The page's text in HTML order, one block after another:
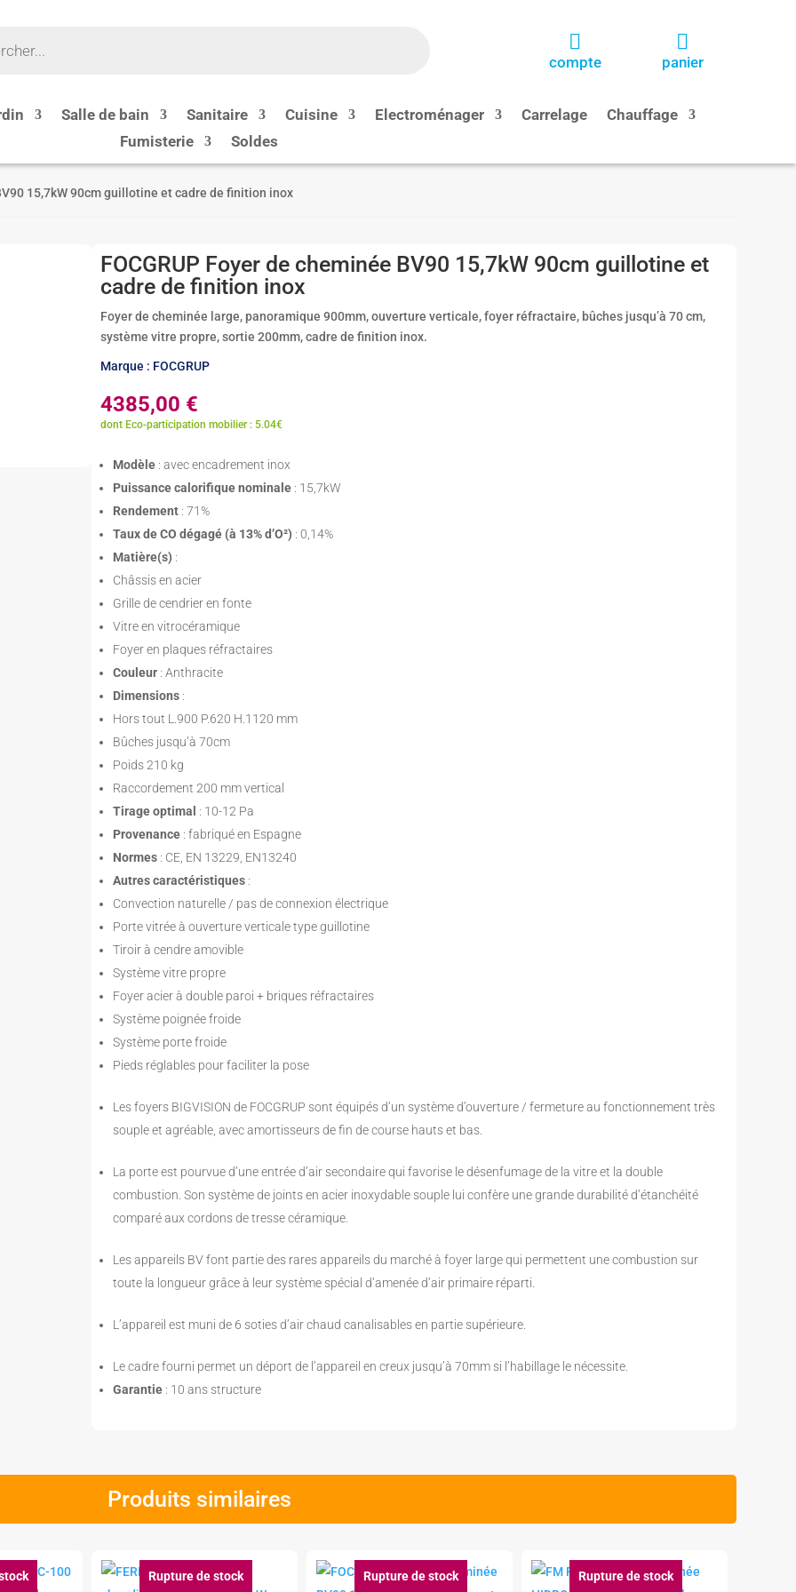

compte

panier
Salle de bain Sanitaire Cuisine Electroménager Carrelage
Chauffage
Fumisterie
Soldes
15,7kW 90cm guillotine et cadre de finition inox
FOCGRUP Foyer de cheminée BV90 15,7kW 90cm guillotine et
cadre de finition inox
Foyer de cheminée large, panoramique 900mm, ouverture verticale, foyer réfractaire, bûches jusqu’à 70 cm,
système vitre propre, sortie 200mm, cadre de finition inox.
Marque : FOCGRUP
4385,00 €
dont Eco-participation mobilier : 5.04€
Modèle : avec encadrement inox
Puissance calorifique nominale : 15,7kW
Rendement : 71%
Taux de CO dégagé (à 13% d’O²) : 0,14%
Matière(s) :
Châssis en acier
Grille de cendrier en fonte
Vitre en vitrocéramique
Foyer en plaques réfractaires
Couleur : Anthracite
Dimensions :
Hors tout L.900 P.620 H.1120 mm
Bûches jusqu’à 70cm
Poids 210 kg
Raccordement 200 mm vertical
Tirage optimal : 10-12 Pa
Provenance : fabriqué en Espagne
Normes : CE, EN 13229, EN13240
Autres caractéristiques :
Convection naturelle / pas de connexion électrique
Porte vitrée à ouverture verticale type guillotine
Tiroir à cendre amovible
Système vitre propre
Foyer acier à double paroi + briques réfractaires
Système poignée froide
Système porte froide
Pieds réglables pour faciliter la pose
Les foyers BIGVISION de FOCGRUP sont équipés d’un système d’ouverture / fermeture au fonctionnement très
souple et agréable, avec amortisseurs de fin de course hauts et bas.
La porte est pourvue d’une entrée d’air secondaire qui favorise le désenfumage de la vitre et la double
combustion. Son système de joints en acier inoxydable souple lui confère une grande durabilité d’étanchéité
comparé aux cordons de tresse céramique.
Les appareils BV font partie des rares appareils du marché à foyer large qui permettent une combustion sur
toute la longueur grâce à leur système spécial d’amenée d’air primaire réparti.
L’appareil est muni de 6 soties d’air chaud canalisables en partie supérieure.
Le cadre fourni permet un déport de l’appareil en creux jusqu’à 70mm si l’habillage le nécessite.
Garantie : 10 ans structure
Produits similaires
Rupture de stock Rupture de stock Rupture de stock